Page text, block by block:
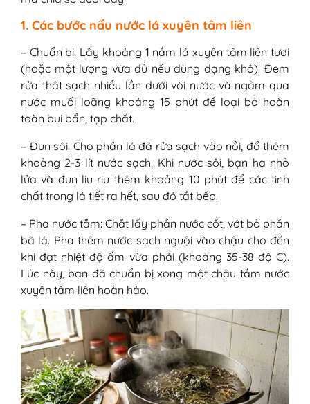
1. Các bước nấu nước lá xuyên tâm liên
– Chuẩn bị: Lấy khoảng 1 nắm lá xuyên tâm liên tươi
(hoặc một lượng vừa đủ nếu dùng dạng khô). Đem
rửa thật sạch nhiều lần dưới vòi nước và ngâm qua
nước muối loãng khoảng 15 phút để loại bỏ hoàn
toàn bụi bẩn, tạp chất.
– Đun sôi: Cho phần lá đã rửa sạch vào nồi, đổ thêm
khoảng 2-3 lít nước sạch. Khi nước sôi, bạn hạ nhỏ
lửa và đun liu riu thêm khoảng 10 phút để các tinh
chất trong lá tiết ra hết, sau đó tắt bếp.
– Pha nước tắm: Chắt lấy phần nước cốt, vớt bỏ phần
bã lá. Pha thêm nước sạch nguội vào chậu cho đến
khi đạt nhiệt độ ấm vừa phải (khoảng 35-38 độ C).
Lúc này, bạn đã chuẩn bị xong một chậu tắm nước
xuyên tâm liên hoàn hảo.